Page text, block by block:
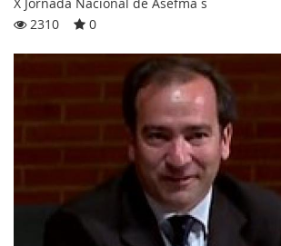
X Jornada Nacional de Asefma s
2310
0